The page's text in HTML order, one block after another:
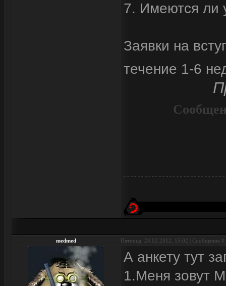
7. Имеются ли
Заявки на
течение 1-6
medmed Пятница, 24.02.2012, 15:02 | Сообщение #
А анкету тут
1.Меня зовут